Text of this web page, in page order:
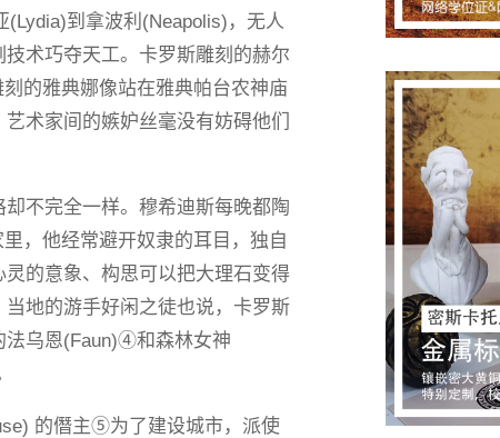
到拿波利(Neapolis)，无人
术巧夺天工。卡罗斯雕刻的赫尔
的雅典娜像站在雅典帕台农神庙
术家间的嫉妒丝毫没有妨碍他们
不完全一样。穆希迪斯每晚都陶
，他经常避开奴隶的耳目，独自
的意象、构思可以把大理石变得
地的游手好闲之徒也说，卡罗斯
法乌恩(Faun)④和森林女神
的僭主⑤为了建设城市，派使